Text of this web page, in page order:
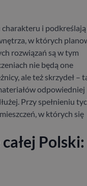
i
w których
rozwiązań są w tym
nie będą one
ale też skrzydeł –
odpowiedniej
Przy spełnieniu
w których się
Polski: